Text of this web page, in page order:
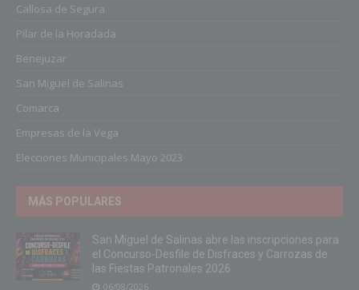
Callosa de Segura
Pilar de la Horadada
Benejuzar
San Miguel de Salinas
Comarca
Empresas de la Vega
Elecciones Municipales Mayo 2023
MÁS POPULARES
San Miguel de Salinas abre las inscripciones para
el Concurso-Desfile de Disfraces y Carrozas de
las Fiestas Patronales 2026
06/08/2026